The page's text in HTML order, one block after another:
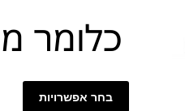
בחר אפשרויות